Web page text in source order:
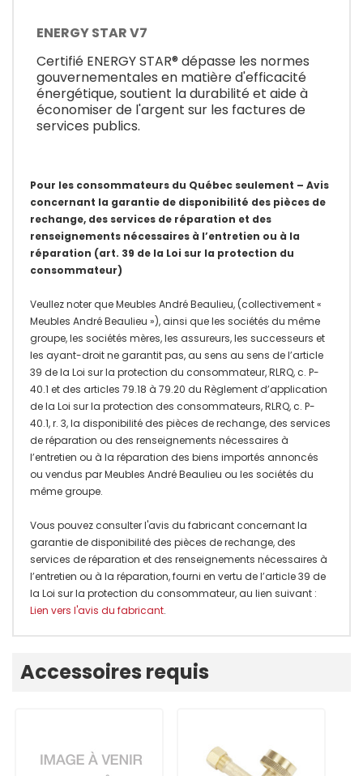
ENERGY STAR V7
Certifié ENERGY STAR® dépasse les normes
gouvernementales en matière d'efficacité
énergétique, soutient la durabilité et aide à
économiser de l'argent sur les factures de
services publics.
Pour les consommateurs du Québec seulement – Avis
concernant la garantie de disponibilité des pièces de
rechange, des services de réparation et des
renseignements nécessaires à l’entretien ou à la
réparation (art. 39 de la Loi sur la protection du
consommateur)
Veullez noter que Meubles André Beaulieu, (collectivement «
Meubles André Beaulieu »), ainsi que les sociétés du même
groupe, les sociétés mères, les assureurs, les successeurs et
les ayant-droit ne garantit pas, au sens au sens de l’article
39 de la Loi sur la protection du consommateur, RLRQ, c. P-
40.1 et des articles 79.18 à 79.20 du Règlement d’application
de la Loi sur la protection des consommateurs, RLRQ, c. P-
40.1, r. 3, la disponibilité des pièces de rechange, des services
de réparation ou des renseignements nécessaires à
l’entretien ou à la réparation des biens importés annoncés
ou vendus par Meubles André Beaulieu ou les sociétés du
même groupe.
Vous pouvez consulter l'avis du fabricant concernant la
garantie de disponibilité des pièces de rechange, des
services de réparation et des renseignements nécessaires à
l’entretien ou à la réparation, fourni en vertu de l’article 39 de
la Loi sur la protection du consommateur, au lien suivant :
Lien vers l'avis du fabricant.
Accessoires requis